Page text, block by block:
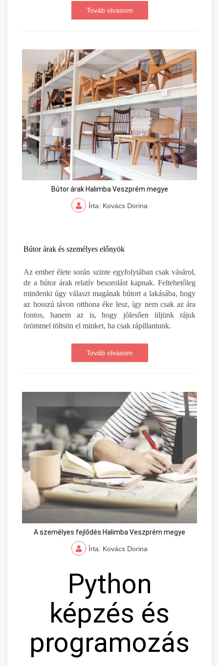
Továb olvasom
Bútor árak Halimba Veszprém megye
Írta: Kovács Dorina
Bútor árak és személyes előnyök
Az ember élete során szinte egyfolytában csak vásárol,
de a bútor árak relatív besorolást kapnak. Feltehetőleg
mindenki úgy választ magának bútort a lakásába, hogy
az hosszú távon otthona éke lesz, így nem csak az ára
fontos, hanem az is, hogy jólesően üljünk rájuk
örömmel töltsön el minket, ha csak rápillantunk.
Továb olvasom
A személyes fejlődés Halimba Veszprém megye
Írta: Kovács Dorina
Python
képzés és
programozás